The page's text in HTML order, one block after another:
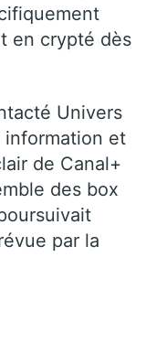
en crypté dès
Univers
et
de Canal+
des box
par la